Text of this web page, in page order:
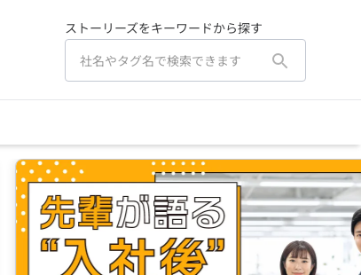
ストーリーズをキーワードから探す